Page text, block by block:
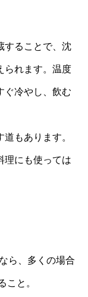
することで、沈
られます。温度
ぐ冷やし、飲む
もあります。
理にも使っては
ら、多くの場合
こと。